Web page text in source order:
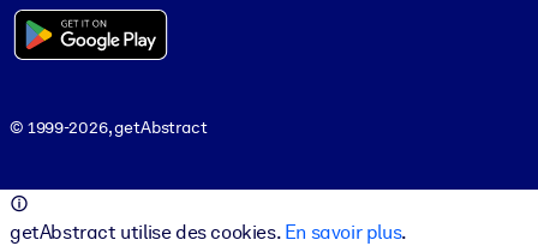
© 1999-2026, getAbstract
getAbstract utilise des cookies. En savoir plus.